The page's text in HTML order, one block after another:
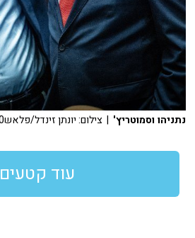
נתניהו וסמוטריץ' | צילום: יונתן זינדל/פלאש90
עוד קטעים